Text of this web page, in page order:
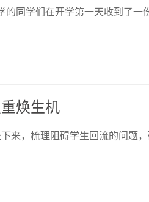
同学们在开学第一天收到了
焕生机
来，梳理阻碍学生回流的问题